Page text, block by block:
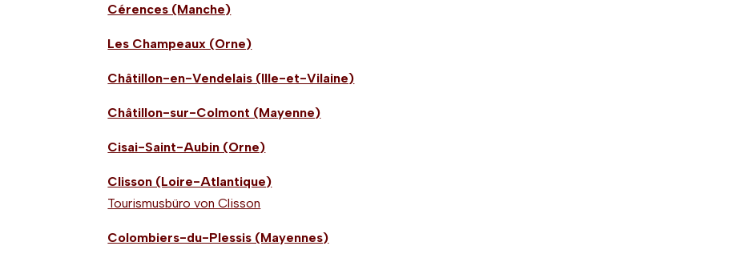
Cérences (Manche)
Les Champeaux (Orne)
Châtillon-en-Vendelais (Ille-et-Vilaine)
Châtillon-sur-Colmont (Mayenne)
Cisai-Saint-Aubin (Orne)
Clisson (Loire-Atlantique)
Tourismusbüro von Clisson
Colombiers-du-Plessis (Mayennes)